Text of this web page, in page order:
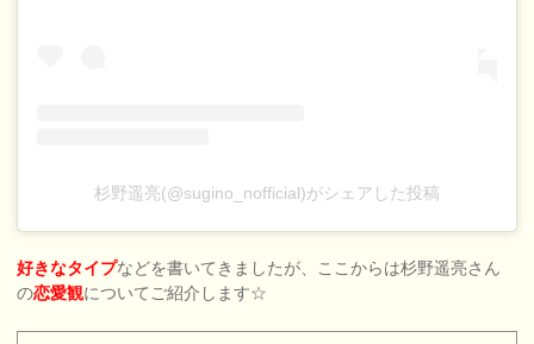
杉野遥亮(@sugino_nofficial)がシェアした投稿
好きなタイプなどを書いてきましたが、ここからは杉野遥亮さん
の恋愛観についてご紹介します☆